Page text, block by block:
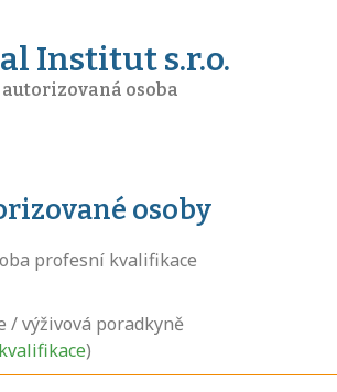
Institut s.r.o.
autorizovaná osoba
osoby
profesní kvalifikace
/ výživová poradkyně
)